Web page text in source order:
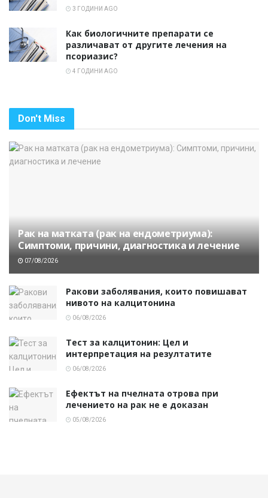
3 ГОДИНИ AGO
Как биологичните препарати се
различават от другите лечения на
псориазис?
4 ГОДИНИ AGO
Don't Miss
Рак на матката (рак на ендометриума):
Симптоми, причини, диагностика и лечение
07/08/2026
Ракови заболявания, които повишават
нивото на калцитонина
06/08/2026
Тест за калцитонин: Цел и
интерпретация на резултатите
06/08/2026
Ефектът на пчелната отрова при
лечението на рак не е доказан
05/08/2026